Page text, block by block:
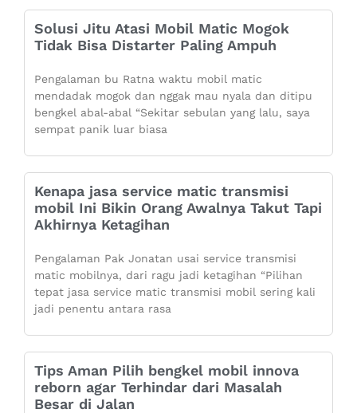
Solusi Jitu Atasi Mobil Matic Mogok
Tidak Bisa Distarter Paling Ampuh
Pengalaman bu Ratna waktu mobil matic
mendadak mogok dan nggak mau nyala dan ditipu
bengkel abal-abal “Sekitar sebulan yang lalu, saya
sempat panik luar biasa
Kenapa jasa service matic transmisi
mobil Ini Bikin Orang Awalnya Takut Tapi
Akhirnya Ketagihan
Pengalaman Pak Jonatan usai service transmisi
matic mobilnya, dari ragu jadi ketagihan “Pilihan
tepat jasa service matic transmisi mobil sering kali
jadi penentu antara rasa
Tips Aman Pilih bengkel mobil innova
reborn agar Terhindar dari Masalah
Besar di Jalan